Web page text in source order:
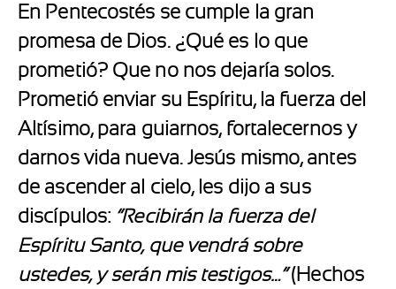
En Pentecostés se cumple la gran
promesa de Dios. ¿Qué es lo que
prometió? Que no nos dejaría solos.
Prometió enviar su Espíritu, la fuerza del
Altísimo, para guiarnos, fortalecernos y
darnos vida nueva. Jesús mismo, antes
de ascender al cielo, les dijo a sus
discípulos: “Recibirán la fuerza del
Espíritu Santo, que vendrá sobre
ustedes, y serán mis testigos…”(Hechos